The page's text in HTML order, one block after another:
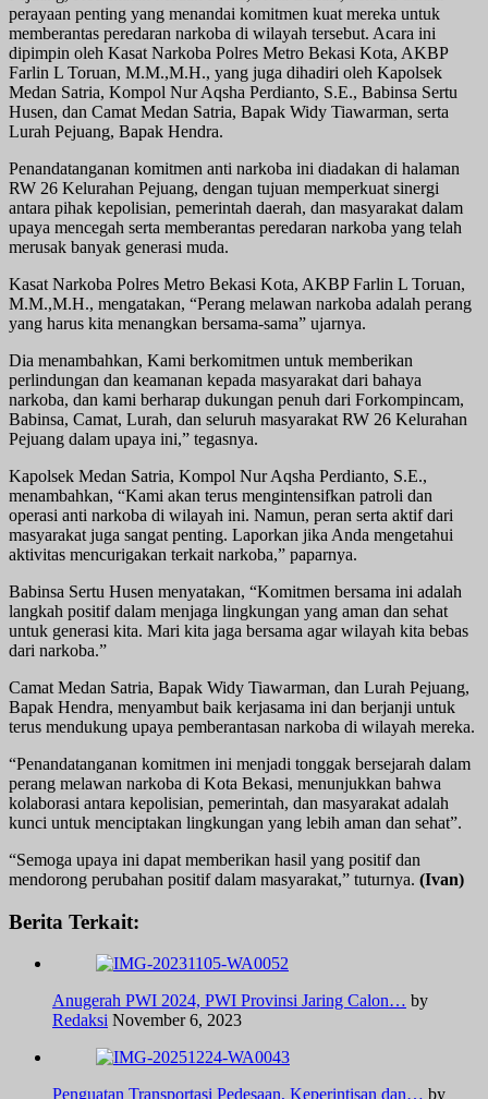
perayaan penting yang menandai komitmen kuat mereka untuk
memberantas peredaran narkoba di wilayah tersebut. Acara ini
dipimpin oleh Kasat Narkoba Polres Metro Bekasi Kota, AKBP
Farlin L Toruan, M.M.,M.H., yang juga dihadiri oleh Kapolsek
Medan Satria, Kompol Nur Aqsha Perdianto, S.E., Babinsa Sertu
Husen, dan Camat Medan Satria, Bapak Widy Tiawarman, serta
Lurah Pejuang, Bapak Hendra.
Penandatanganan komitmen anti narkoba ini diadakan di halaman
RW 26 Kelurahan Pejuang, dengan tujuan memperkuat sinergi
antara pihak kepolisian, pemerintah daerah, dan masyarakat dalam
upaya mencegah serta memberantas peredaran narkoba yang telah
merusak banyak generasi muda.
Kasat Narkoba Polres Metro Bekasi Kota, AKBP Farlin L Toruan,
M.M.,M.H., mengatakan, “Perang melawan narkoba adalah perang
yang harus kita menangkan bersama-sama” ujarnya.
Dia menambahkan, Kami berkomitmen untuk memberikan
perlindungan dan keamanan kepada masyarakat dari bahaya
narkoba, dan kami berharap dukungan penuh dari Forkompincam,
Babinsa, Camat, Lurah, dan seluruh masyarakat RW 26 Kelurahan
Pejuang dalam upaya ini,” tegasnya.
Kapolsek Medan Satria, Kompol Nur Aqsha Perdianto, S.E.,
menambahkan, “Kami akan terus mengintensifkan patroli dan
operasi anti narkoba di wilayah ini. Namun, peran serta aktif dari
masyarakat juga sangat penting. Laporkan jika Anda mengetahui
aktivitas mencurigakan terkait narkoba,” paparnya.
Babinsa Sertu Husen menyatakan, “Komitmen bersama ini adalah
langkah positif dalam menjaga lingkungan yang aman dan sehat
untuk generasi kita. Mari kita jaga bersama agar wilayah kita bebas
dari narkoba.”
Camat Medan Satria, Bapak Widy Tiawarman, dan Lurah Pejuang,
Bapak Hendra, menyambut baik kerjasama ini dan berjanji untuk
terus mendukung upaya pemberantasan narkoba di wilayah mereka.
“Penandatanganan komitmen ini menjadi tonggak bersejarah dalam
perang melawan narkoba di Kota Bekasi, menunjukkan bahwa
kolaborasi antara kepolisian, pemerintah, dan masyarakat adalah
kunci untuk menciptakan lingkungan yang lebih aman dan sehat”.
“Semoga upaya ini dapat memberikan hasil yang positif dan
mendorong perubahan positif dalam masyarakat,” tuturnya. (Ivan)
Berita Terkait:
Anugerah PWI 2024, PWI Provinsi Jaring Calon… by
Redaksi November 6, 2023
Penguatan Transportasi Pedesaan, Keperintisan dan… by